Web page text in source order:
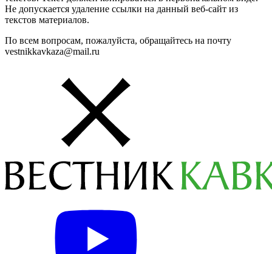
Не допускается удаление ссылки на данный веб-сайт из
текстов материалов.
По всем вопросам, пожалуйста, обращайтесь на почту
vestnikkavkaza@mail.ru